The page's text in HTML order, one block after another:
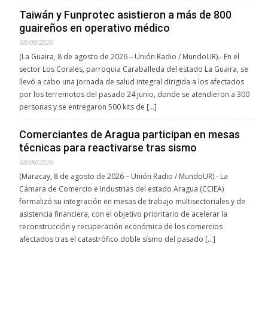
Taiwán y Funprotec asistieron a más de 800
guaireños en operativo médico
08/08/2026
(La Guaira, 8 de agosto de 2026 – Unión Radio / MundoUR).- En el
sector Los Corales, parroquia Caraballeda del estado La Guaira, se
llevó a cabo una jornada de salud integral dirigida a los afectados
por los terremotos del pasado 24 junio, donde se atendieron a 300
personas y se entregaron 500 kits de […]
Comerciantes de Aragua participan en mesas
técnicas para reactivarse tras sismo
08/08/2026
(Maracay, 8 de agosto de 2026 – Unión Radio / MundoUR).- La
Cámara de Comercio e Industrias del estado Aragua (CCIEA)
formalizó su integración en mesas de trabajo multisectoriales y de
asistencia financiera, con el objetivo prioritario de acelerar la
reconstrucción y recuperación económica de los comercios
afectados tras el catastrófico doble sísmo del pasado […]